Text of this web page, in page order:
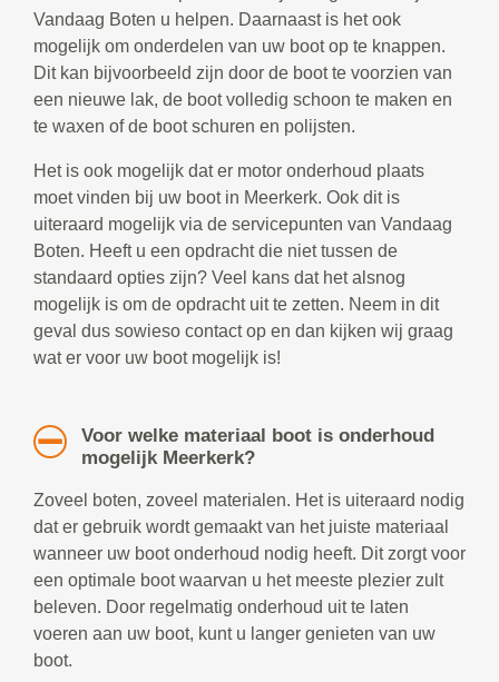
Vandaag Boten u helpen. Daarnaast is het ook
mogelijk om onderdelen van uw boot op te knappen.
Dit kan bijvoorbeeld zijn door de boot te voorzien van
een nieuwe lak, de boot volledig schoon te maken en
te waxen of de boot schuren en polijsten.
Het is ook mogelijk dat er motor onderhoud plaats
moet vinden bij uw boot in Meerkerk. Ook dit is
uiteraard mogelijk via de servicepunten van Vandaag
Boten. Heeft u een opdracht die niet tussen de
standaard opties zijn? Veel kans dat het alsnog
mogelijk is om de opdracht uit te zetten. Neem in dit
geval dus sowieso contact op en dan kijken wij graag
wat er voor uw boot mogelijk is!
Voor welke materiaal boot is onderhoud
mogelijk Meerkerk?
Zoveel boten, zoveel materialen. Het is uiteraard nodig
dat er gebruik wordt gemaakt van het juiste materiaal
wanneer uw boot onderhoud nodig heeft. Dit zorgt voor
een optimale boot waarvan u het meeste plezier zult
beleven. Door regelmatig onderhoud uit te laten
voeren aan uw boot, kunt u langer genieten van uw
boot.